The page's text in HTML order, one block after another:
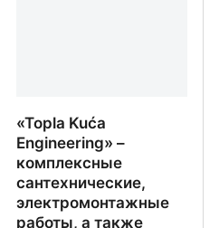
«Topla Kuća
Engineering» –
комплексные
сантехнические,
электромонтажные
работы, а также